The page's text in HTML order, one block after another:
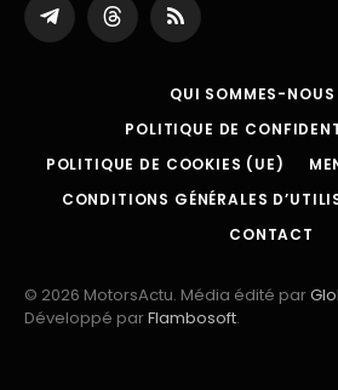
Partager
sur
ThreadsRSS
QUI SOMMES-NOUS
POLITIQUE DE
POLITIQUE DE COOKIES (UE)
CONDITIONS GÉNÉRALES
CONTACT
© 2026 MotorsActu. Média édité par
Développé parFlambosoft.